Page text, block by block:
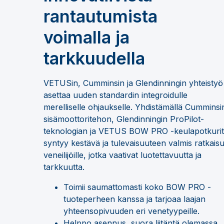
rantautumista
voimalla ja
tarkkuudella
VETUSin, Cumminsin ja Glendinningin yhteistyö
asettaa uuden standardin integroidulle
merelliselle ohjaukselle. Yhdistämällä
sisämoottoritehon, Glendinningin ProPilot-
teknologian ja VETUS BOW PRO -keulapotkurit
syntyy kestävä ja tulevaisuuteen valmis ratkaisu
veneilijöille, jotka vaativat luotettavuutta ja
tarkkuutta.
Toimii saumattomasti koko BOW PRO -
tuoteperheen kanssa ja tarjoaa laajan
yhteensopivuuden eri venetyypeille.